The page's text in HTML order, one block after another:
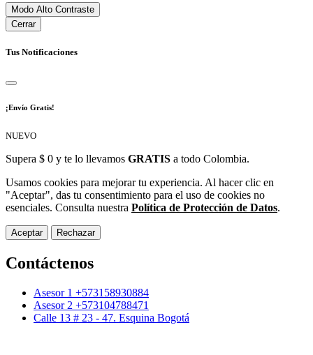
Modo Alto Contraste
Cerrar
Tus Notificaciones
¡Envío Gratis!
NUEVO
Supera $ 0 y te lo llevamos GRATIS a todo Colombia.
Usamos cookies para mejorar tu experiencia. Al hacer clic en
"Aceptar", das tu consentimiento para el uso de cookies no
esenciales. Consulta nuestra Política de Protección de Datos.
Aceptar Rechazar
Contáctenos
Asesor 1 +573158930884
Asesor 2 +573104788471
Calle 13 # 23 - 47. Esquina Bogotá